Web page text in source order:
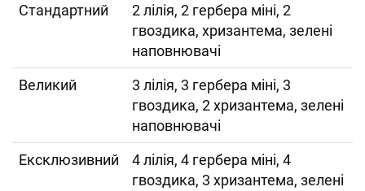
Cтандартний
2 лілія, 2 гербера міні, 2
гвоздика, хризантема, зелені
наповнювачі
Великий
3 лілія, 3 гербера міні, 3
гвоздика, 2 хризантема, зелені
наповнювачі
Ексклюзивний
4 лілія, 4 гербера міні, 4
гвоздика, 3 хризантема, зелені